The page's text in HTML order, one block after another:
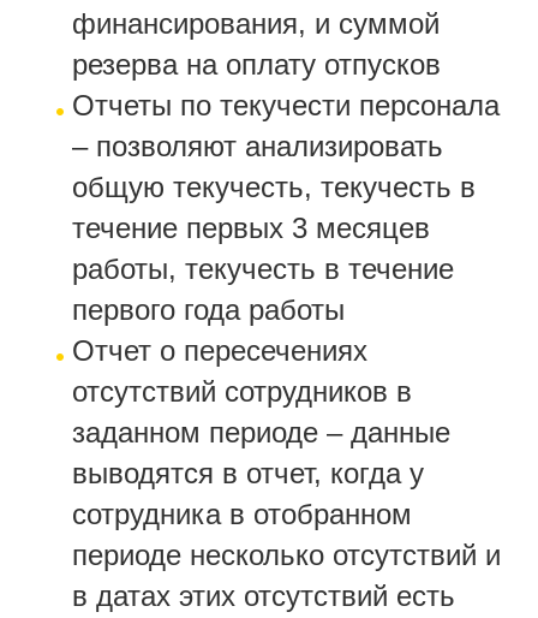
финансирования, и суммой
резерва на оплату отпусков
Отчеты по текучести персонала
– позволяют анализировать
общую текучесть, текучесть в
течение первых 3 месяцев
работы, текучесть в течение
первого года работы
Отчет о пересечениях
отсутствий сотрудников в
заданном периоде – данные
выводятся в отчет, когда у
сотрудника в отобранном
периоде несколько отсутствий и
в датах этих отсутствий есть